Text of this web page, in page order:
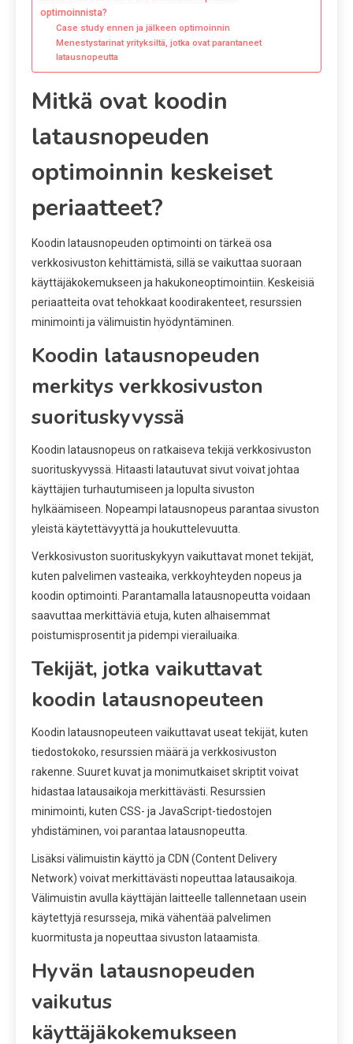
optimoinnista?
Case study ennen ja jälkeen optimoinnin
Menestystarinat yrityksiltä, jotka ovat parantaneet
latausnopeutta
Mitkä ovat koodin
latausnopeuden
optimoinnin keskeiset
periaatteet?
Koodin latausnopeuden optimointi on tärkeä osa
verkkosivuston kehittämistä, sillä se vaikuttaa suoraan
käyttäjäkokemukseen ja hakukoneoptimointiin. Keskeisiä
periaatteita ovat tehokkaat koodirakenteet, resurssien
minimointi ja välimuistin hyödyntäminen.
Koodin latausnopeuden
merkitys verkkosivuston
suorituskyvyssä
Koodin latausnopeus on ratkaiseva tekijä verkkosivuston
suorituskyvyssä. Hitaasti latautuvat sivut voivat johtaa
käyttäjien turhautumiseen ja lopulta sivuston
hylkäämiseen. Nopeampi latausnopeus parantaa sivuston
yleistä käytettävyyttä ja houkuttelevuutta.
Verkkosivuston suorituskykyyn vaikuttavat monet tekijät,
kuten palvelimen vasteaika, verkkoyhteyden nopeus ja
koodin optimointi. Parantamalla latausnopeutta voidaan
saavuttaa merkittäviä etuja, kuten alhaisemmat
poistumisprosentit ja pidempi vierailuaika.
Tekijät, jotka vaikuttavat
koodin latausnopeuteen
Koodin latausnopeuteen vaikuttavat useat tekijät, kuten
tiedostokoko, resurssien määrä ja verkkosivuston
rakenne. Suuret kuvat ja monimutkaiset skriptit voivat
hidastaa latausaikoja merkittävästi. Resurssien
minimointi, kuten CSS- ja JavaScript-tiedostojen
yhdistäminen, voi parantaa latausnopeutta.
Lisäksi välimuistin käyttö ja CDN (Content Delivery
Network) voivat merkittävästi nopeuttaa latausaikoja.
Välimuistin avulla käyttäjän laitteelle tallennetaan usein
käytettyjä resursseja, mikä vähentää palvelimen
kuormitusta ja nopeuttaa sivuston lataamista.
Hyvän latausnopeuden
vaikutus
käyttäjäkokemukseen